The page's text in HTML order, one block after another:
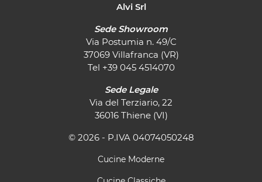
Alvi Srl
Sede Showroom
Via Postumia n. 49/C
37069 Villafranca (VR)
Tel +39 045 4514070
Sede Legale
Via del Terziario, 22
36016 Thiene (VI)
© 2026 - P.IVA 04074050248
Cucine Moderne